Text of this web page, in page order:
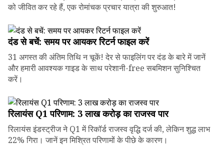
को जीवित कर रहे हैं, एक रोमांचक प्रचार यात्रा की शुरुआत!
दंड से बचें: समय पर आयकर रिटर्न फाइल करें
31 अगस्त की अंतिम तिथि न चूकें! देर से फाइलिंग पर दंड के बारे में जानें
और हमारी आवश्यक गाइड के साथ परेशानी-free सबमिशन सुनिश्चित
करें।
रिलायंस Q1 परिणाम: ₹3 लाख करोड़ का राजस्व पार
रिलायंस इंडस्ट्रीज ने Q1 में रिकॉर्ड राजस्व वृद्धि दर्ज की, लेकिन शुद्ध लाभ
22% गिरा। जानें इन मिश्रित परिणामों के पीछे के कारण।